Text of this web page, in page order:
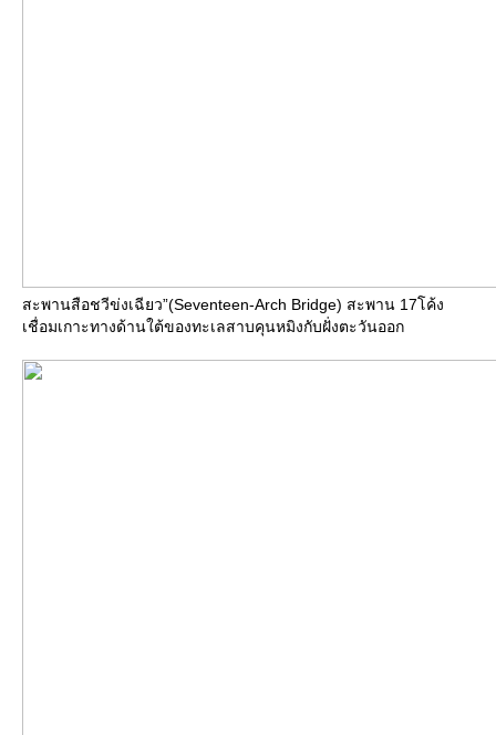
สะพานสือชวีข่งเฉียว”(Seventeen-Arch Bridge) สะพาน 17โค้ง
เชื่อมเกาะทางด้านใต้ของทะเลสาบคุนหมิงกับฝั่งตะวันออก